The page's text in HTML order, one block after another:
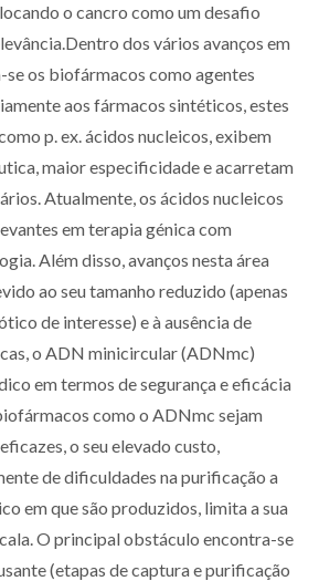
o cancro como um desafio
dos vários avanços em
os biofármacos como agentes
aos fármacos sintéticos, estes
p. ex. ácidos nucleicos, exibem
maior especificidade e acarretam
Atualmente, os ácidos nucleicos
em terapia génica com
Além disso, avanços nesta área
ao seu tamanho reduzido (apenas
de interesse) e à ausência de
o ADN minicircular (ADNmc)
em termos de segurança e eficácia
como o ADNmc sejam
o seu elevado custo,
de dificuldades na purificação a
em que são produzidos, limita a sua
O principal obstáculo encontra-se
(etapas de captura e purificação